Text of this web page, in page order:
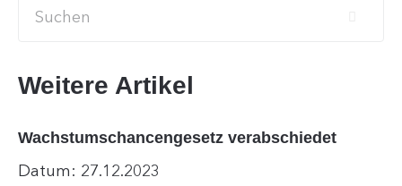
Weitere Artikel
Wachstumschancengesetz verabschiedet
Datum: 27.12.2023